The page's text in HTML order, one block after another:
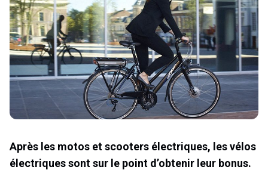
Après les motos et scooters électriques, les vélos
électriques sont sur le point d’obtenir leur bonus.